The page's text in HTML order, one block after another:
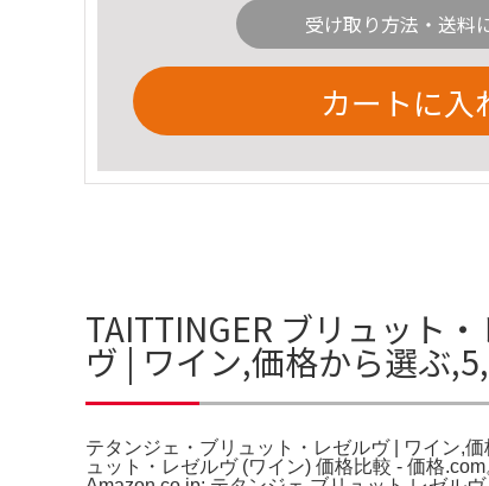
受け取り方法・送料
カートに入
TAITTINGER ブリュット
ヴ | ワイン,価格から選ぶ
テタンジェ・ブリュット・レゼルヴ | ワイン,
ュット・レゼルヴ (ワイン) 価格比較 - 価格